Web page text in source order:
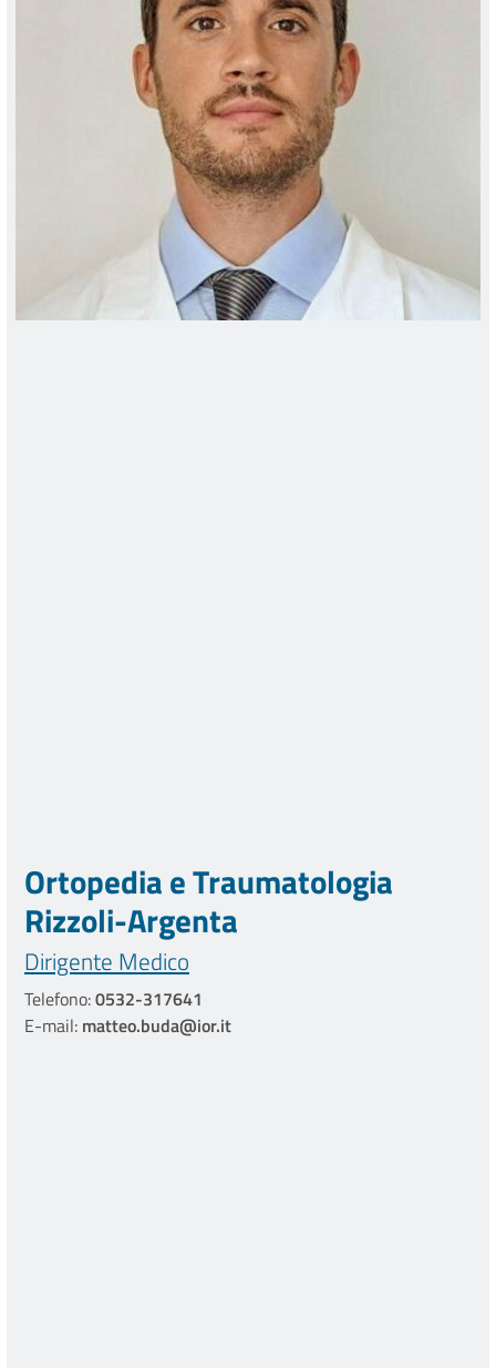
Ortopedia e Traumatologia
Rizzoli-Argenta
Dirigente Medico
Telefono:0532-317641
E-mail: matteo.buda@ior.it